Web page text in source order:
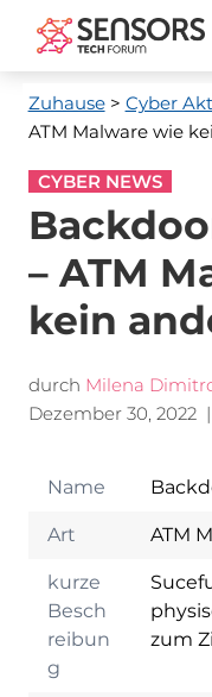
Zuhause> Cyber
ATM Malware wie
CYBER NEWS
– ATM
kein
durch Milena
Dezember 30, 2022|
Name
Art ATM
kurze
Besch
reibun
g
zum